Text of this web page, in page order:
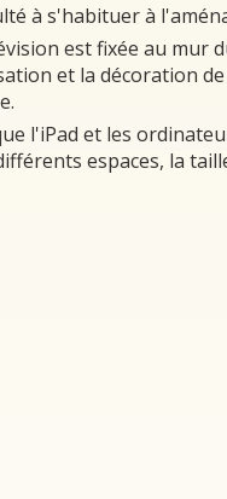
à s'habituer à
est fixée au mur
et la décoration
l'iPad et les
espaces, la